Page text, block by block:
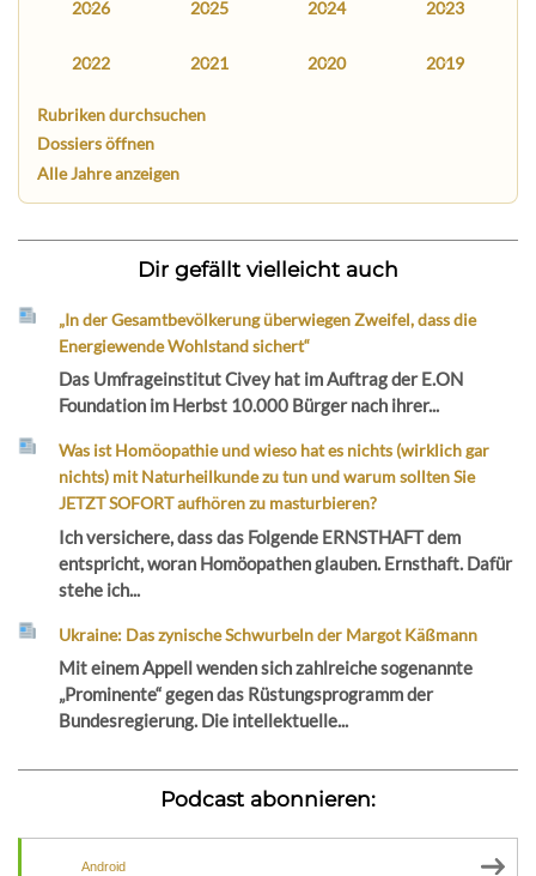
2026 2025 2024 2023
2022 2021 2020 2019
Rubriken durchsuchen
Dossiers öffnen
Alle Jahre anzeigen
Dir gefällt vielleicht auch
„In der Gesamtbevölkerung überwiegen Zweifel, dass die
Energiewende Wohlstand sichert“
Das Umfrageinstitut Civey hat im Auftrag der E.ON
Foundation im Herbst 10.000 Bürger nach ihrer...
Was ist Homöopathie und wieso hat es nichts (wirklich gar
nichts) mit Naturheilkunde zu tun und warum sollten Sie
JETZT SOFORT aufhören zu masturbieren?
Ich versichere, dass das Folgende ERNSTHAFT dem
entspricht, woran Homöopathen glauben. Ernsthaft. Dafür
stehe ich...
Ukraine: Das zynische Schwurbeln der Margot Käßmann
Mit einem Appell wenden sich zahlreiche sogenannte
„Prominente“ gegen das Rüstungsprogramm der
Bundesregierung. Die intellektuelle...
Podcast abonnieren:
Android